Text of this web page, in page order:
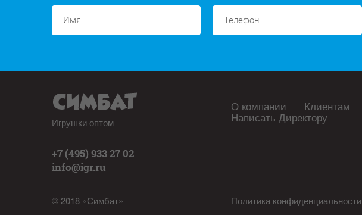
Игрушки оптом
+7 (495) 933 27 02
info@igr.ru
© 2018 «Симбат»
О компании Клиентам
Написать Директору
Политика конфиденциальности